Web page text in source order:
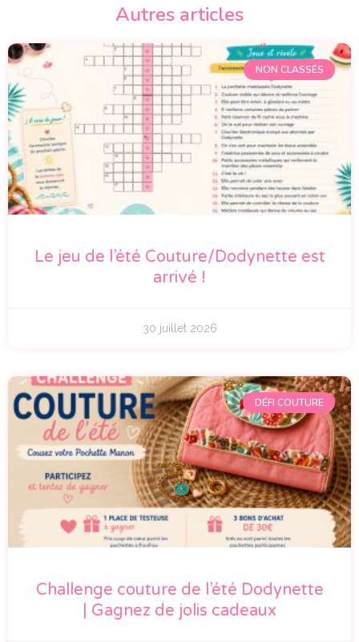
Autres articles
NON CLASSÉS
Le jeu de l’été Couture/Dodynette est
arrivé !
30 juillet 2026
DÉFI COUTURE
Challenge couture de l’été Dodynette
| Gagnez de jolis cadeaux